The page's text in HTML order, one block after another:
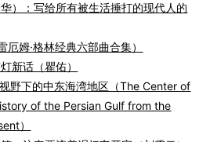
）：写给所有被生活捶打的现代人的
姆·格林经典六部曲合集）
新话（瞿佑）
野下的中东海湾地区（The Center of
of the Persian Gulf from the
）